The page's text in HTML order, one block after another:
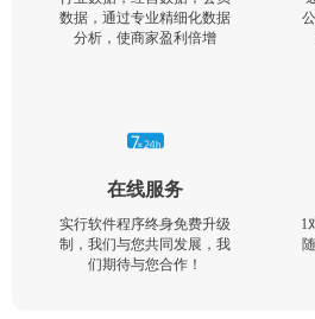
数据，通过专业精细化数据
分析，使商家盈利倍增
在线服务
实行软件程序终身免费升级
制，我们与您共同发展，我
们期待与您合作！
1